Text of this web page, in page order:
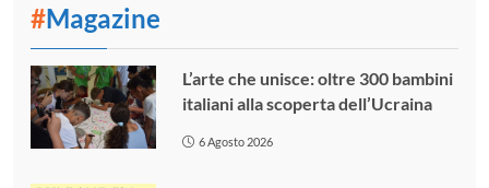
#Magazine
L’arte che unisce: oltre 300 bambini
italiani alla scoperta dell’Ucraina
6 Agosto 2026